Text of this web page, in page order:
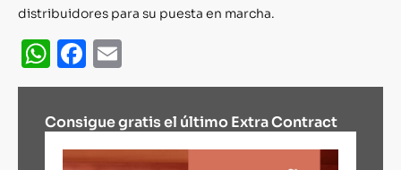
distribuidores para su puesta en marcha.
WhatsApp
Facebook
Consigue gratis el último Extra Contract